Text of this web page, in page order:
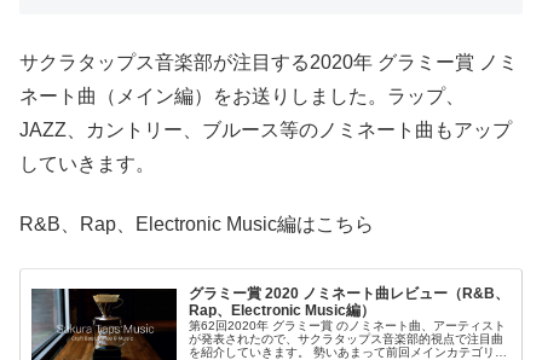
サクラタップス音楽部が注目する2020年 グラミー賞 ノミ
ネート曲（メイン編）をお送りしました。ラップ、
JAZZ、カントリー、ブルース等のノミネート曲もアップ
していきます。
R&B、Rap、Electronic Music編はこちら
グラミー賞 2020 ノミネート曲レビュー（R&B、
Rap、Electronic Music編）
第62回2020年 グラミー賞 のノミネート曲、アーティスト
が発表されたので、サクラタップス音楽部的視点で注目曲
を紹介していきます。 勢いあまって前回メインカテゴリー